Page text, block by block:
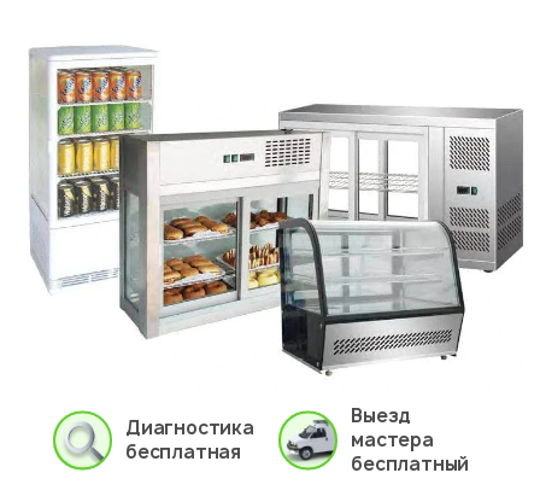
Диагностика
бесплатная
Выезд
мастера
бесплатный